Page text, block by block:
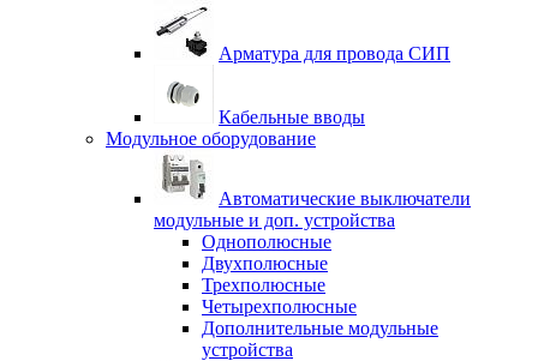
Арматура для провода СИП
Кабельные вводы
Модульное оборудование
Автоматические выключатели
модульные и доп. устройства
Однополюсные
Двухполюсные
Трехполюсные
Четырехполюсные
Дополнительные модульные
устройства